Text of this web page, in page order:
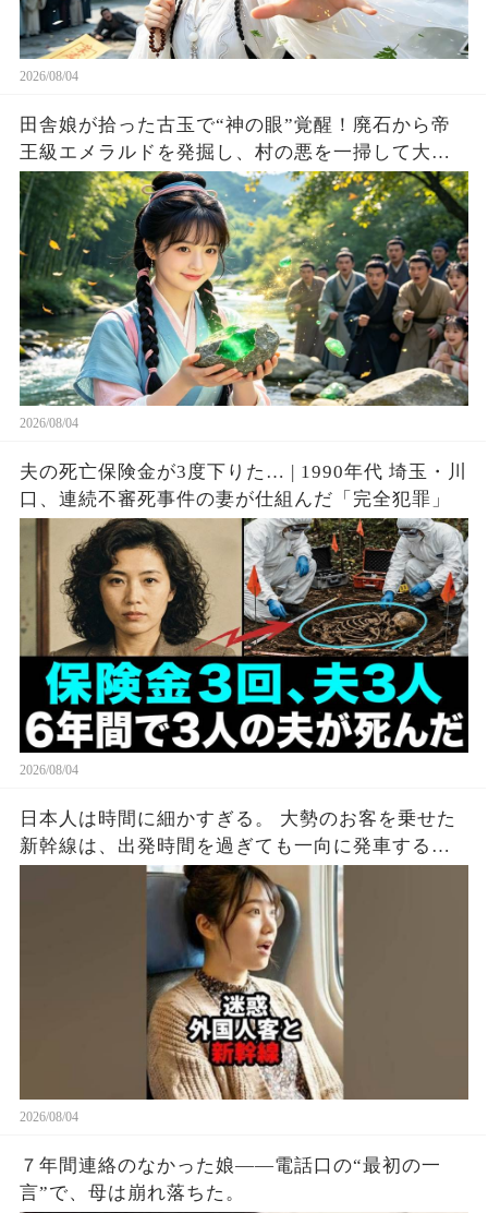
2026/08/04
田舎娘が拾った古玉で“神の眼”覚醒！廃石から帝
王級エメラルドを発掘し、村の悪を一掃して大富
豪へ成り上がる！
2026/08/04
夫の死亡保険金が3度下りた… | 1990年代 埼玉・川
口、連続不審死事件の妻が仕組んだ「完全犯罪」
2026/08/04
日本人は時間に細かすぎる。 大勢のお客を乗せた
新幹線は、出発時間を過ぎても一向に発車する気
配がない。 グリーン車のドアを見ると、外国人の
男がスーツケースをドアに挟んでいた。 ドアは閉
まらず、警告音だけが鳴り続ける。 周りの空気が
ピリつく中、若い女性が声をかけた。 「すみませ
ん、ドアに荷物を挟まないでください。 出発でき
ないじゃないですか？」 男は平然と言った。 「駅
弁を買いに行ってくるんだ。 こうしておけばドア
が閉まらないだろう」 「もう出発時間は過ぎてい
て、みんな困っています」 男は鼻で笑った。 「少
しぐらい遅れてもいいだろう。 わざわざ日本に観
然のことだろう。 俺の国では電車が遅れるのが当
たり前だ。 日本人は時間に細かすぎる」 そう言っ
2026/08/04
７年間連絡のなかった娘——電話口の“最初の一
言”で、母は崩れ落ちた。